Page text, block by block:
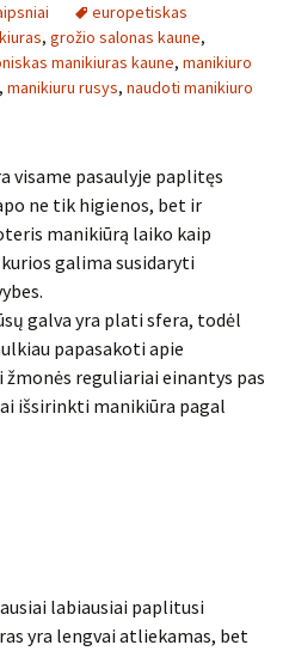
europetiskas
, grožio salonas kaune,
manikiuras kaune, manikiuro
, manikiuru rusys, naudoti manikiuro
visame pasaulyje paplitęs
ne tik higienos, bet ir
manikiūrą laiko kaip
galima susidaryti
galva yra plati sfera, todėl
papasakoti apie
žmonės reguliariai einantys pas
išsirinkti manikiūra pagal
labiausiai paplitusi
yra lengvai atliekamas, bet